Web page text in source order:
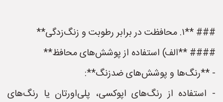
### **۱. محافظت در برابر رطوبت و زنگ‌زدگی**
#### **الف) استفاده از پوشش‌های محافظ**
- **رنگ‌ها و پوشش‌های ضدزنگ**:
- استفاده از رنگ‌های اپوکسی، پلی‌اورتان یا رنگ‌های